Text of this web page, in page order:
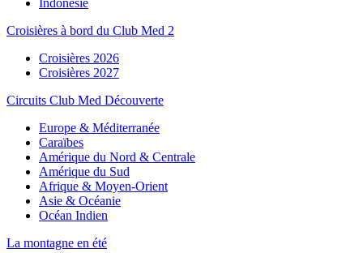
Indonésie
Croisières à bord du Club Med 2
Croisières 2026
Croisières 2027
Circuits Club Med Découverte
Europe & Méditerranée
Caraïbes
Amérique du Nord & Centrale
Amérique du Sud
Afrique & Moyen-Orient
Asie & Océanie
Océan Indien
La montagne en été